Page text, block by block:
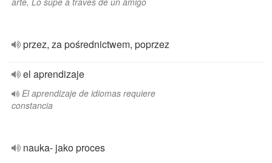
przez, za pośrednictwem, poprzez
el aprendizaje
El aprendizaje de idiomas requiere
constancia
nauka- jako proces